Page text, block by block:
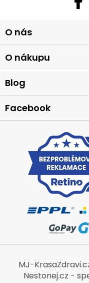
á
p
a
t
O nás
O nákupu
Blog
Facebook
MJ-
Nestonej.cz -